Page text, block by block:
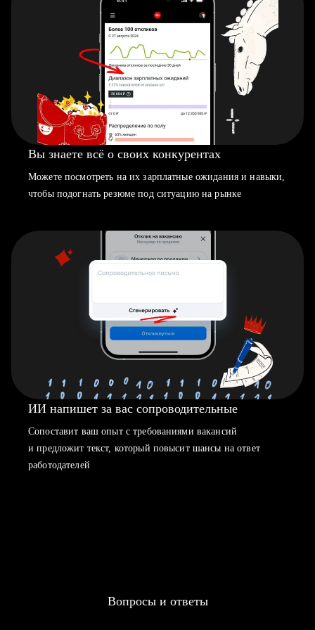
Вы знаете всё о своих конкурентах
Можете посмотреть на их зарплатные ожидания и навыки,
чтобы подогнать резюме под ситуацию на рынке
ИИ напишет за вас сопроводительные
Сопоставит ваш опыт с требованиями вакансий
и предложит текст, который повысит шансы на ответ
работодателей
Вопросы и ответы